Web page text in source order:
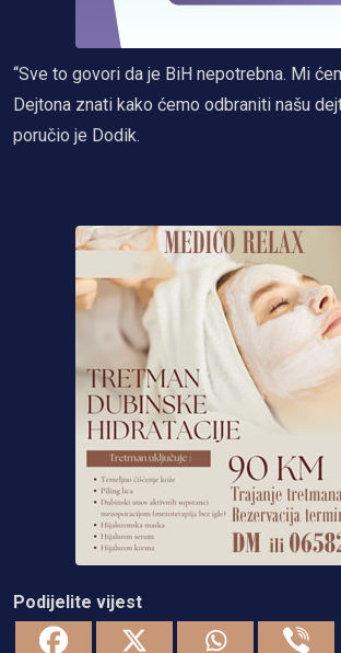
“Sve to govori da je BiH nepotrebna. Mi
Dejtona znati kako ćemo odbraniti našu
poručio je Dodik.
Podijelite vijest